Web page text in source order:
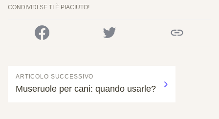
CONDIVIDI SE TI È PIACIUTO!
ARTICOLO SUCCESSIVO
Museruole per cani: quando usarle?